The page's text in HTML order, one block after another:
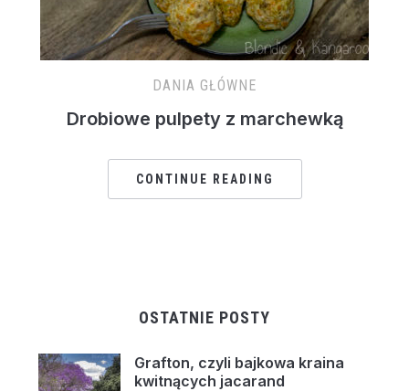
DANIA GŁÓWNE
Drobiowe pulpety z marchewką
CONTINUE READING
OSTATNIE POSTY
Grafton, czyli bajkowa kraina
kwitnących jacarand